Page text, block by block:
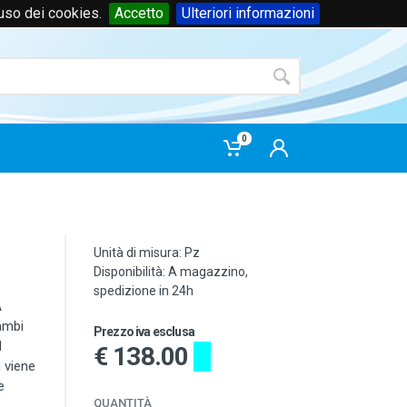
dei cookies. Accetto Ulteriori informazioni
Accedi oregistrati
0
Unità di misura: Pz
Disponibilità: A magazzino,
spedizione in 24h
Prezzo iva esclusa
€ 138.00
QUANTITÀ